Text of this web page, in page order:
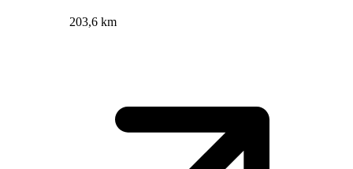
203,6 km